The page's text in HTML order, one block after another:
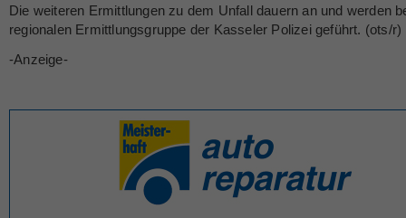
Die weiteren Ermittlungen zu dem Unfall dauern an und werden
regionalen Ermittlungsgruppe der Kasseler Polizei geführt. (ots/r)
-Anzeige-